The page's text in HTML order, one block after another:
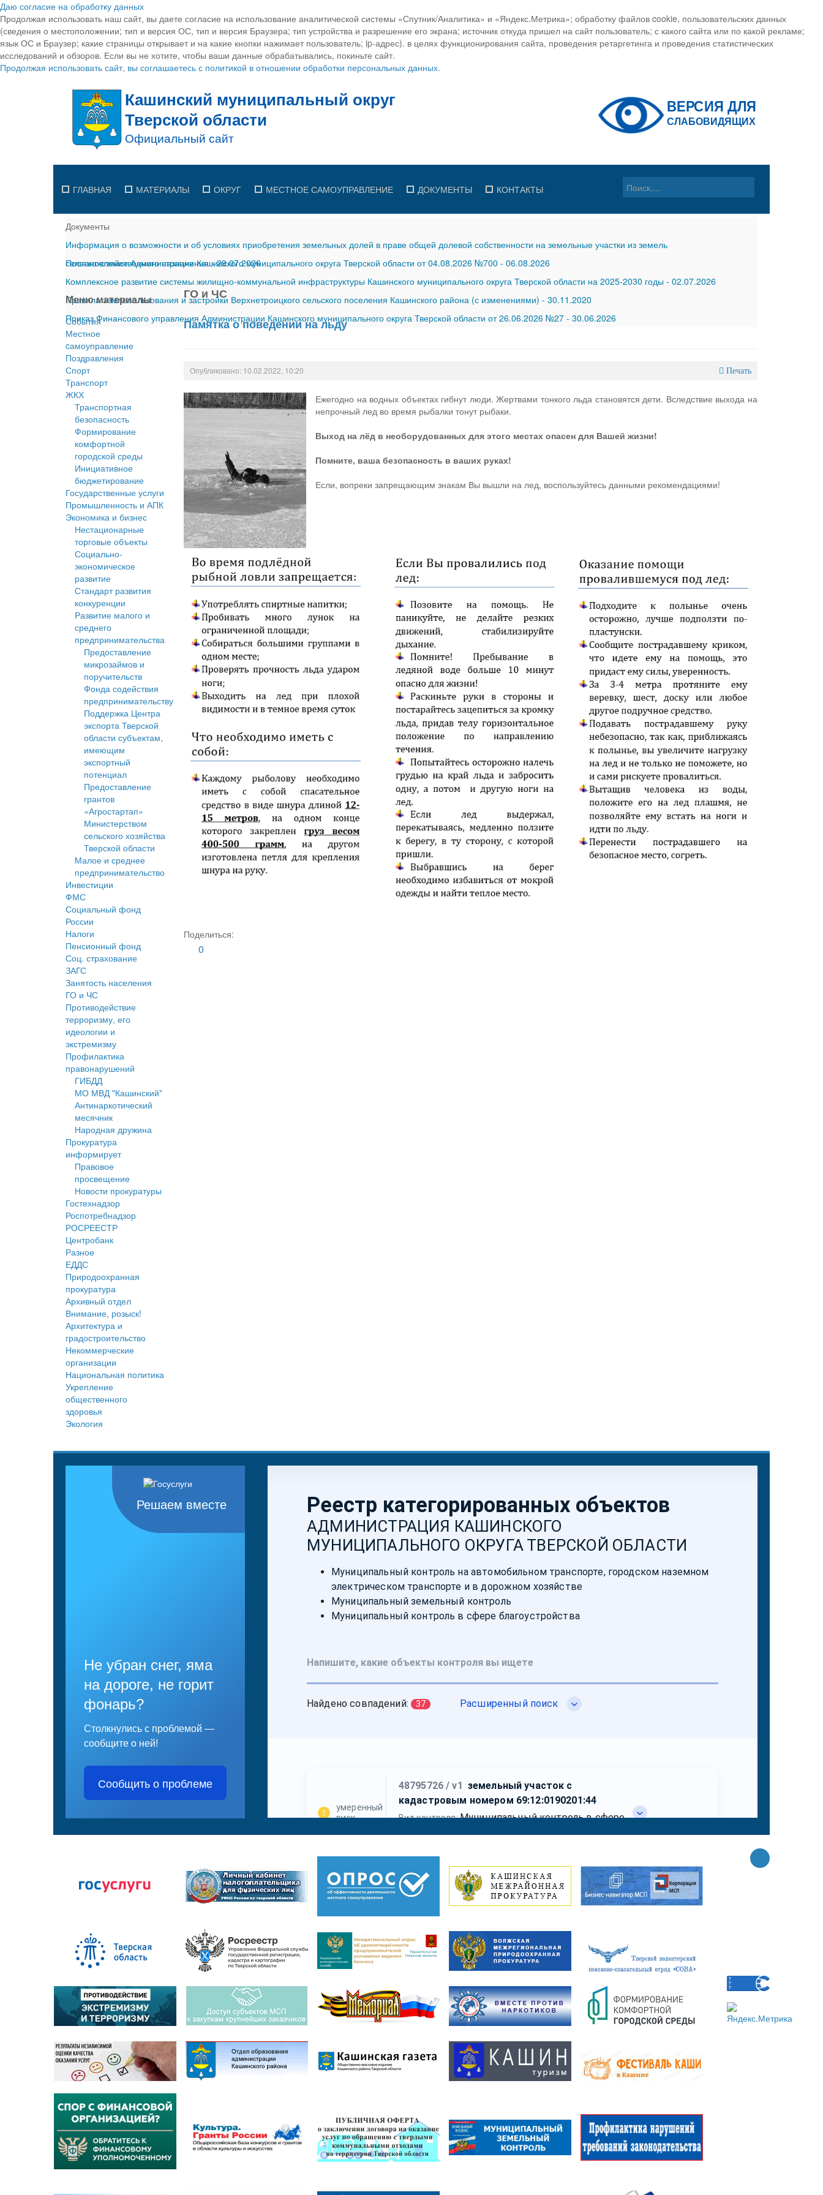
Даю согласие на обработку данных
Продолжая использовать наш сайт, вы даете согласие на использование аналитической системы «Спутник/Аналитика» и «Яндекс.Метрика»; обработку файлов cookie, пользовательских данных
(сведения о местоположении; тип и версия ОС, тип и версия Браузера; тип устройства и разрешение его экрана; источник откуда пришел на сайт пользователь; с какого сайта или по какой рекламе;
язык ОС и Браузер; какие страницы открывает и на какие кнопки нажимает пользователь; ip-адрес). в целях функционирования сайта, проведения ретаргетинга и проведения статистических
исследований и обзоров. Если вы не хотите, чтобы ваши данные обрабатывались, покиньте сайт.
Продолжая использовать сайт, вы соглашаетесь с политикой в отношении обработки персональных данных.
ГЛАВНАЯ МАТЕРИАЛЫ ОКРУГ МЕСТНОЕ САМОУПРАВЛЕНИЕ ДОКУМЕНТЫ КОНТАКТЫ
Документы
Информация о возможности и об условиях приобретения земельных долей в праве общей долевой собственности на земельные участки из земель
сельскохозяйственного назначения-29.07.2026
Постановление Администрации Кашинского муниципального округа Тверской области от 04.08.2026 №700 - 06.08.2026
Комплексное развитие системы жилищно-коммунальной инфраструктуры Кашинского муниципального округа Тверской области на 2025-2030 годы - 02.07.2026
Правила землепользования и застройки Верхнетроицкого сельского поселения Кашинского района (с изменениями) - 30.11.2020
Приказ Финансового управления Администрации Кашинского муниципального округа Тверской области от 26.06.2026 №27 - 30.06.2026
Меню материалы
События
Местное
cамоуправление
Поздравления
Спорт
Транспорт
ЖКХ
Транспортная
безопасность
Формирование
комфортной
городской среды
Инициативное
бюджетирование
Государственные услуги
Промышленность и АПК
Экономика и бизнес
Нестационарные
торговые объекты
Социально-
экономическое
развитие
Стандарт развития
конкуренции
Развитие малого и
среднего
предпринимательства
Предоставление
микрозаймов и
поручительств
Фонда содействия
предпринимательству
Поддержка Центра
экспорта Тверской
области субъектам,
имеющим
экспортный
потенциал
Предоставление
грантов
«Агростартап»
Министерством
сельского хозяйства
Тверской области
Малое и среднее
предпринимательство
Инвестиции
ФМС
Социальный фонд
России
Налоги
Пенсионный фонд
Соц. страхование
ЗАГС
Занятость населения
ГО и ЧС
Противодействие
терроризму, его
идеологии и
экстремизму
Профилактика
правонарушений
ГИБДД
МО МВД "Кашинский"
Антинаркотический
месячник
Народная дружина
Прокуратура
информирует
Правовое
просвещение
Новости прокуратуры
Гостехнадзор
Роспотребнадзор
РОСРЕЕСТР
Центробанк
Разное
ЕДДС
Природоохранная
прокуратура
Архивный отдел
Внимание, розыск!
Архитектура и
градостроительство
Некоммерческие
организации
Национальная политика
Укрепление
общественного
здоровья
Экология
ГО и ЧС
Памятка о поведении на льду
Опубликовано: 10.02.2022, 10:20 Печать
Ежегодно на водных объектах гибнут люди. Жертвами тонкого льда становятся дети. Вследствие выхода на
непрочный лед во время рыбалки тонут рыбаки.
Выход на лёд в необорудованных для этого местах опасен для Вашей жизни!
Помните, ваша безопасность в ваших руках!
Если, вопреки запрещающим знакам Вы вышли на лед, воспользуйтесь данными рекомендациями!
Поделиться:
0
Решаем вместе
Не убран снег, яма
на дороге, не горит
фонарь?
Столкнулись с проблемой —
сообщите о ней!
Сообщить о проблеме